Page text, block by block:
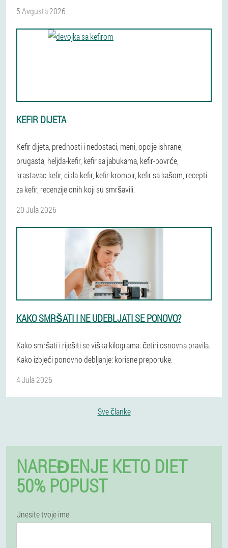
5 Avgusta 2026
KEFIR DIJETA
Kefir dijeta, prednosti i nedostaci, meni, opcije ishrane,
prugasta, heljda-kefir, kefir sa jabukama, kefir-povrće,
krastavac-kefir, cikla-kefir, kefir-krompir, kefir sa kašom, recepti
za kefir, recenzije onih koji su smršavili.
20 Jula 2026
KAKO SMRŠATI I NE UDEBLJATI SE PONOVO?
Kako smršati i riješiti se viška kilograma: četiri osnovna pravila.
Kako izbjeći ponovno debljanje: korisne preporuke.
4 Jula 2026
Sve članke
NAREĐENJE KETO DIET
50% POPUST
Unesite tvoje ime